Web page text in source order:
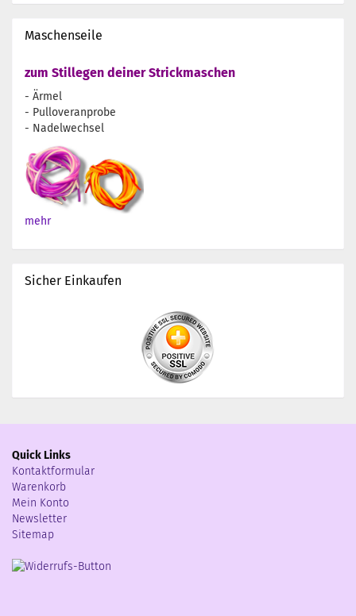
Maschenseile
zum Stillegen deiner Strickmaschen
- Ärmel
- Pulloveranprobe
- Nadelwechsel
mehr
Sicher Einkaufen
Quick Links
Kontaktformular
Warenkorb
Mein Konto
Newsletter
Sitemap